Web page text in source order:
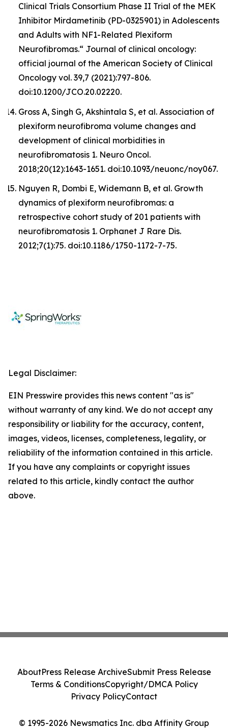
Clinical Trials Consortium Phase II Trial of the MEK
Inhibitor Mirdametinib (PD-0325901) in Adolescents
and Adults with NF1-Related Plexiform
Neurofibromas.“ Journal of clinical oncology:
official journal of the American Society of Clinical
Oncology vol. 39,7 (2021):797-806.
doi:10.1200/JCO.20.02220.
Gross A, Singh G, Akshintala S, et al. Association of
plexiform neurofibroma volume changes and
development of clinical morbidities in
neurofibromatosis 1. Neuro Oncol.
2018;20(12):1643-1651. doi:10.1093/neuonc/noy067.
Nguyen R, Dombi E, Widemann B, et al. Growth
dynamics of plexiform neurofibromas: a
retrospective cohort study of 201 patients with
neurofibromatosis 1. Orphanet J Rare Dis.
2012;7(1):75. doi:10.1186/1750-1172-7-75.
Legal Disclaimer:
EIN Presswire provides this news content "as is"
without warranty of any kind. We do not accept any
responsibility or liability for the accuracy, content,
images, videos, licenses, completeness, legality, or
reliability of the information contained in this article.
If you have any complaints or copyright issues
related to this article, kindly contact the author
above.
© 1995-2026 Newsmatics Inc. dba Affinity Group
AboutPress Release ArchiveSubmit Press Release
Terms & ConditionsCopyright/DMCA Policy
Privacy PolicyContact